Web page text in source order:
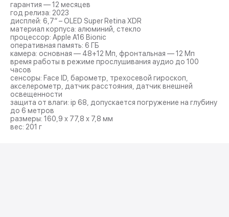
гарантия — 12 месяцев
год релиза: 2023
дисплей: 6,7” – OLED Super Retina XDR
материал корпуса: алюминий, стекло
процессор: Apple A16 Bionic
оперативная память: 6 ГБ
камера: основная — 48+12 Мп, фронтальная — 12 Мп
время работы в режиме прослушивания аудио до 100
часов
сенсоры: Face ID, барометр, трехосевой гироскоп,
акселерометр, датчик расстояния, датчик внешней
освещенности
защита от влаги: ip 68, допускается погружение на глубину
до 6 метров
размеры: 160,9 х 77,8 х 7,8 мм
вес: 201 г